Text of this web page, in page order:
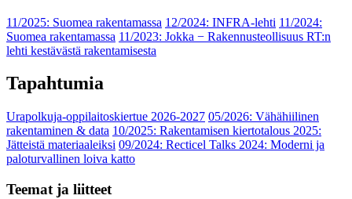
11/2025: Suomea rakentamassa 12/2024: INFRA-lehti 11/2024:
Suomea rakentamassa 11/2023: Jokka − Rakennusteollisuus RT:n
lehti kestävästä rakentamisesta
Tapahtumia
Urapolkuja-oppilaitoskiertue 2026-2027 05/2026: Vähähiilinen
rakentaminen & data 10/2025: Rakentamisen kiertotalous 2025:
Jätteistä materiaaleiksi 09/2024: Recticel Talks 2024: Moderni ja
paloturvallinen loiva katto
Teemat ja liitteet